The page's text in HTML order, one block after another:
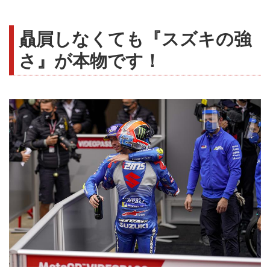
贔屓しなくても『スズキの強
さ』が本物です！